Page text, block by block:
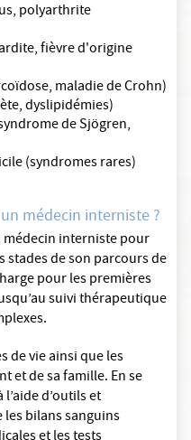
polyarthrite
fièvre d'origine
maladie de Crohn)
dyslipidémies)
de Sjögren,
(syndromes rares)
médecin interniste ?
interniste pour
de son parcours de
pour les premières
suivi thérapeutique
de vie ainsi que les
et de sa famille. En se
d’outils et
bilans sanguins